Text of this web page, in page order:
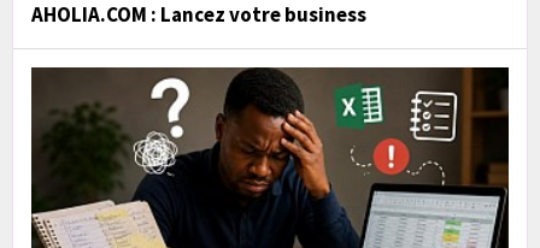
AHOLIA.COM : Lancez votre business